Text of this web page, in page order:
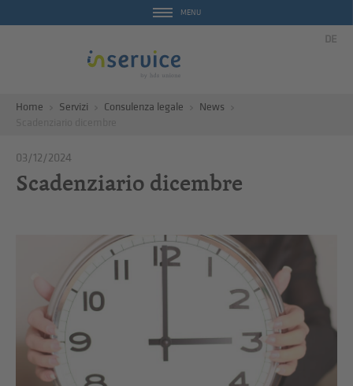
MENU
DE
Home Servizi Consulenza legale
News
03/12/2024
Scadenziario dicembre